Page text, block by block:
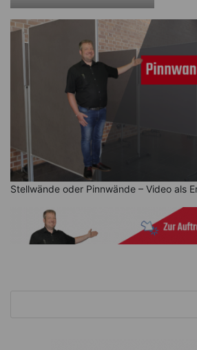
Stellwände oder Pinnwände – Video als